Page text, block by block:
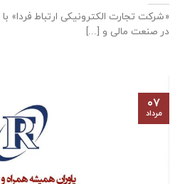
«شرکت تجارت الکترونیکی ارتباط فردا»
در صنعت مالی و [...]
۰۷
مرداد